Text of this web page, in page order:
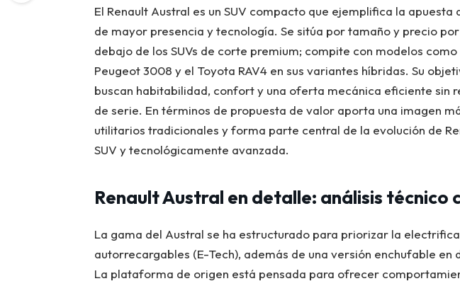
El Renault Austral es un SUV compacto que ejemplifica la apuesta
de mayor presencia y tecnología. Se sitúa por tamaño y precio
debajo de los SUVs de corte premium; compite con modelos como
Peugeot 3008 y el Toyota RAV4 en sus variantes híbridas. Su
buscan habitabilidad, confort y una oferta mecánica eficiente sin
de serie. En términos de propuesta de valor aporta una imagen
utilitarios tradicionales y forma parte central de la evolución de
SUV y tecnológicamente avanzada.
Renault Austral en detalle: análisis técnico
La gama del Austral se ha estructurado para priorizar la
autorrecargables (E-Tech), además de una versión enchufable en
La plataforma de origen está pensada para ofrecer